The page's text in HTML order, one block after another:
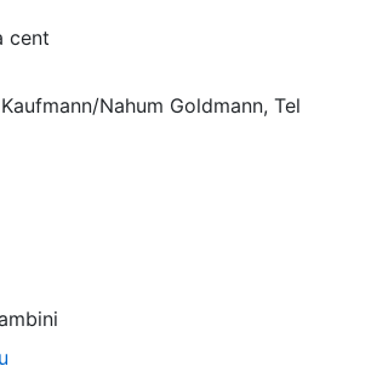
cent
Nahum Goldmann, Tel